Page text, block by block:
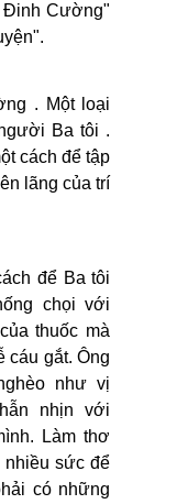
Đinh Cường"
. Một loại
Ba tôi .
cách để tập
lãng của trí
để Ba tôi
chọi với
thuốc mà
cáu gắt. Ông
như vị
nhịn với
Làm thơ
nhiều sức để
có những